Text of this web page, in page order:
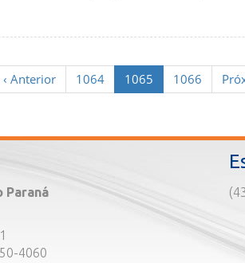
‹ Anterior 1064 1065 (current)
1066
Paraná
4060